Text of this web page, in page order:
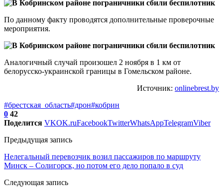
По данному факту проводятся дополнительные проверочные
мероприятия.
Аналогичный случай произошел 2 ноября в 1 км от
белорусско-украинской границы в Гомельском районе.
Источник: onlinebrest.by
#брестская_область#дрон#кобрин
0 42
Поделится VKOK.ruFacebookTwitterWhatsAppTelegramViber
Предыдущая запись
Нелегальный перевозчик возил пассажиров по маршруту
Минск – Солигорск, но потом его дело попало в суд
Следующая запись